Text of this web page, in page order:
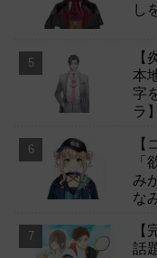
し
本
字
ラ】
み
な
話